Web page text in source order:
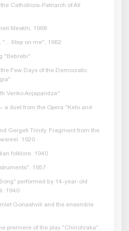
Catholicos-Patriarch of All
Meskhi, 1968
Step on me", 1982
"Bebrebi"
Few Days of the Democratic
Veriko Anjaparidze"
a duet from the Opera "Keto and
Gergeti Trinity. Fragment from the
1920
folklore. 1940
1957
performed by 14-year-old
1940
Gonashvili and the ensemble
premiere of the play "Chinchraka".